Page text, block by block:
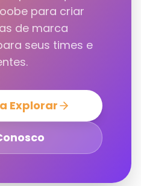
para criar
de marca
seus times e
Explorar